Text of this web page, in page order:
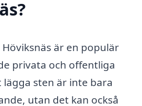
är en populär
privata och offentliga
sten är inte bara
utan det kan också